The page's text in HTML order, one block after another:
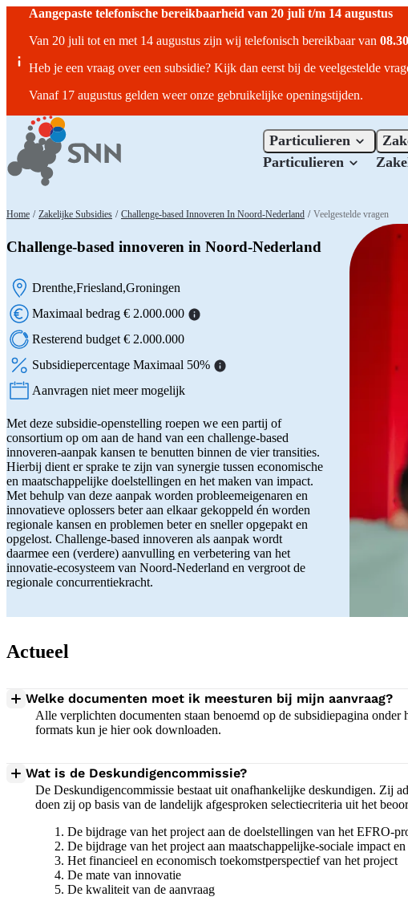
Aangepaste telefonische bereikbaarheid van 20 juli t/m 14 augustus
Van 20 juli tot en met 14 augustus zijn wij telefonisch bereikbaar van
Heb je een vraag over een subsidie? Kijk dan eerst bij de veelgestelde
Vanaf 17 augustus gelden weer onze gebruikelijke openingstijden.
Particulieren
Particulieren
Home / Zakelijke Subsidies / Challenge-based Innoveren In Noord-Nederland / Veelgestelde vragen
Challenge-based innoveren in Noord-Nederland
Locatie:
Drenthe Friesland Groningen
Maximaal bedrag € 2.000.000
Resterend budget € 2.000.000
Subsidiepercentage Maximaal 50%
Status:
Aanvragen niet meer mogelijk
Met deze subsidie-openstelling roepen we een partij of
consortium op om aan de hand van een challenge-based
innoveren-aanpak kansen te benutten binnen de vier transities.
Hierbij dient er sprake te zijn van synergie tussen economische
en maatschappelijke doelstellingen en het maken van impact.
Met behulp van deze aanpak worden probleemeigenaren en
innovatieve oplossers beter aan elkaar gekoppeld én worden
regionale kansen en problemen beter en sneller opgepakt en
opgelost. Challenge-based innoveren als aanpak wordt
daarmee een (verdere) aanvulling en verbetering van het
innovatie-ecosysteem van Noord-Nederland en vergroot de
regionale concurrentiekracht.
Actueel
Welke documenten moet ik meesturen bij mijn aanvraag?
Alle verplichten documenten staan benoemd op de subsidiepagina
formats kun je hier ook downloaden.
Wat is de Deskundigencommissie?
De Deskundigencommissie bestaat uit onafhankelijke deskundigen. Zij
doen zij op basis van de landelijk afgesproken selectiecriteria uit het
De bijdrage van het project aan de doelstellingen van het EFRO-
De bijdrage van het project aan maatschappelijke-sociale impact
Het financieel en economisch toekomstperspectief van het project
De mate van innovatie
De kwaliteit van de aanvraag